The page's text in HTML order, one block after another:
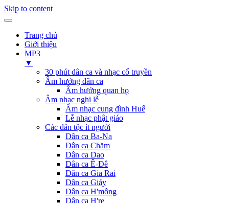
Skip to content
Trang chủ
Giới thiệu
MP3
▼
30 phút dân ca và nhạc cổ truyền
Âm hưởng dân ca
Âm hưởng quan họ
Âm nhạc nghi lễ
Âm nhạc cung đình Huế
Lễ nhạc phật giáo
Các dân tộc ít người
Dân ca Ba-Na
Dân ca Chăm
Dân ca Dao
Dân ca Ê-Đê
Dân ca Gia Rai
Dân ca Giáy
Dân ca H'mông
Dân ca H're